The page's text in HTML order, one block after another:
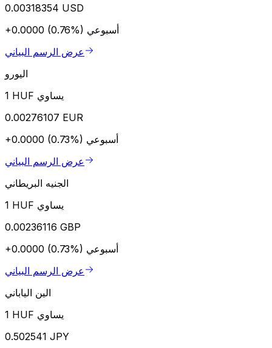
0.00318354 USD
+0.0000 (0.76%) أسبوعي
عرض الرسم البياني
اليورو
1 HUF يساوي
0.00276107 EUR
+0.0000 (0.73%) أسبوعي
عرض الرسم البياني
الجنيه البريطاني
1 HUF يساوي
0.00236116 GBP
+0.0000 (0.73%) أسبوعي
عرض الرسم البياني
الين الياباني
1 HUF يساوي
0.502541 JPY